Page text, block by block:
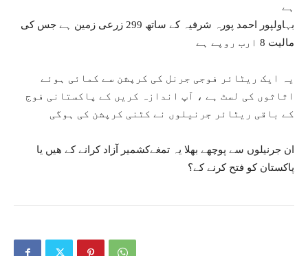
ہے
بہاولپور احمد پورہ شرفیہ کے ساتھ 299 زرعی زمین ہے جس کی
مالیت 8 ارب روپے ہے
یہ ایک ریٹائر فوجی جرنل کی کرپشن سے کمائی ہوئے
اثاثوں کی لسٹ ہے ، آپ اندازہ کریں کے پاکستانی فوج
کے باقی ریٹائر جرنیلوں نے کٹنی کرپشن کی ہوگی
ان جرنیلوں سے پوچھے بھلا یہ تمغےکشمیر آزاد کرانے کے ھیں یا
پاکستان کو فتح کرنے کے؟